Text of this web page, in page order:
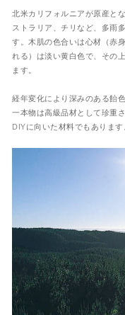
北米カリフォルニアが原産と
ストラリア、チリなど、多雨
す。木肌の色合いは心材（赤
れる）は淡い黄白色で、その
ます。
経年変化により深みのある飴
一本物は高級品材として珍重
DIYに向いた材料でもあります